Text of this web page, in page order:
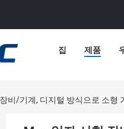
집 제품
비/기계, 디지털 방식으로 소형